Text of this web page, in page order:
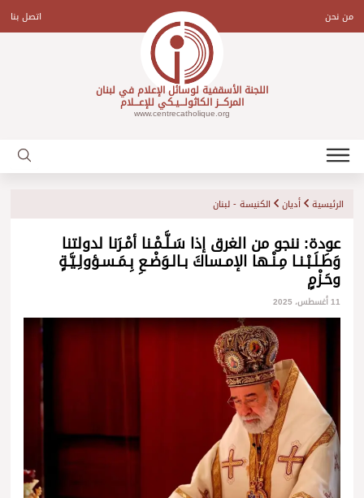
contentمن نحن اتصل بنا
اللجنة الأسقفية لوسائل الإعلام في لبنان
المركـــز الكاثولـــيـكي للإعـــلام
www.centrecatholique.org
الرئيسية أديان الكنيسة - لبنان
عودة: ننجو من الغرق إذا سَـلَّـمْـنا أمْـرَنا لدولتنا
وَطَـلَـبْـنـا مِـنْـها الإمـساكَ بـالـوَضْـعِ بِـمَـسـؤولِـيَّـةٍ
وحَـزْمٍ
11 أغسطس، 2025